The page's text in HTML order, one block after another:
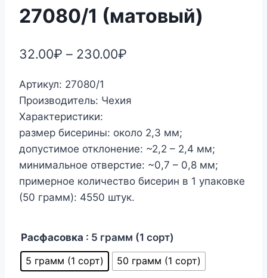
27080/1 (матовый)
32.00₽ – 230.00₽
Артикул: 27080/1
Производитель: Чехия
Характеристики:
размер бисерины: около 2,3 мм;
допустимое отклонение: ~2,2 – 2,4 мм;
минимальное отверстие: ~0,7 – 0,8 мм;
примерное количество бисерин в 1 упаковке
(50 грамм): 4550 штук.
Расфасовка : 5 грамм (1 сорт)
5 грамм (1 сорт)
50 грамм (1 сорт)